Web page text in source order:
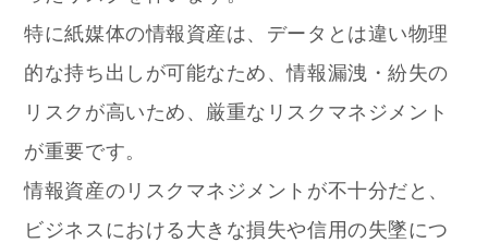
特に紙媒体の情報資産は、データとは違い物理
的な持ち出しが可能なため、情報漏洩・紛失の
リスクが高いため、厳重なリスクマネジメント
が重要です。
情報資産のリスクマネジメントが不十分だと、
ビジネスにおける大きな損失や信用の失墜につ